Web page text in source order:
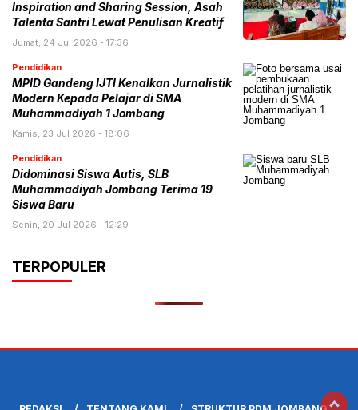
Inspiration and Sharing Session, Asah
Talenta Santri Lewat Penulisan Kreatif
Jumat, 24 Jul 2026 - 17:36
Pendidikan
MPID Gandeng IJTI Kenalkan Jurnalistik
Modern Kepada Pelajar di SMA
Muhammadiyah 1 Jombang
Kamis, 23 Jul 2026 - 18:06
Pendidikan
Didominasi Siswa Autis, SLB
Muhammadiyah Jombang Terima 19
Siswa Baru
Senin, 20 Jul 2026 - 12:29
TERPOPULER